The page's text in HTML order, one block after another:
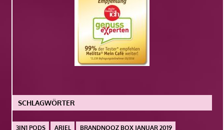
SCHLAGWÖRTER
3IN1 PODS ARIEL BRANDNOOZ BOX JANUAR 2019